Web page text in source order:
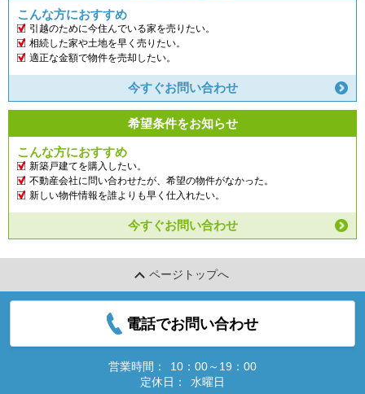
こんな方におすすめ
引越のために今住んでいる家を売りたい。
相続した家や土地を早く売りたい。
適正な金額で物件を売却したい。
今すぐお問い合わせ
希望条件をお知らせ
こんな方におすすめ
新築戸建てを購入したい。
不動産会社に問い合わせたが、希望の物件がなかった。
新しい物件情報を誰よりも早く仕入れたい。
今すぐお問い合わせ
ページトップへ
電話でお問い合わせ
営業時間：
10：00～19：00
定休日：
水曜日